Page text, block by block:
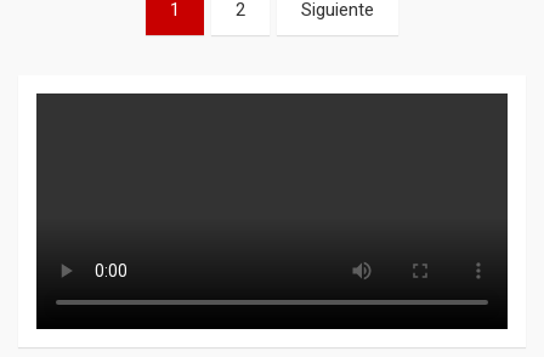
1 2 Siguiente